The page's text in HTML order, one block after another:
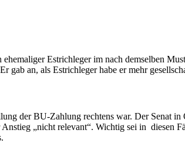
Estrichleger im nach demselben
gab an, als Estrichleger habe er mehr
der BU-Zahlung rechtens war. Der Senat
„nicht relevant“. Wichtig sei in diesen